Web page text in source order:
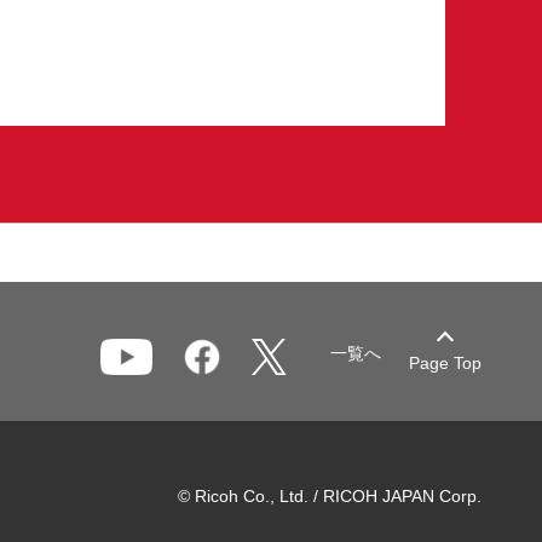
Page Top
一覧へ
© Ricoh Co., Ltd. / RICOH JAPAN Corp.